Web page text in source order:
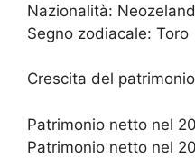
Nazionalità:
Segno zodiacale: Toro
Crescita del
Patrimonio netto nel
Patrimonio netto nel